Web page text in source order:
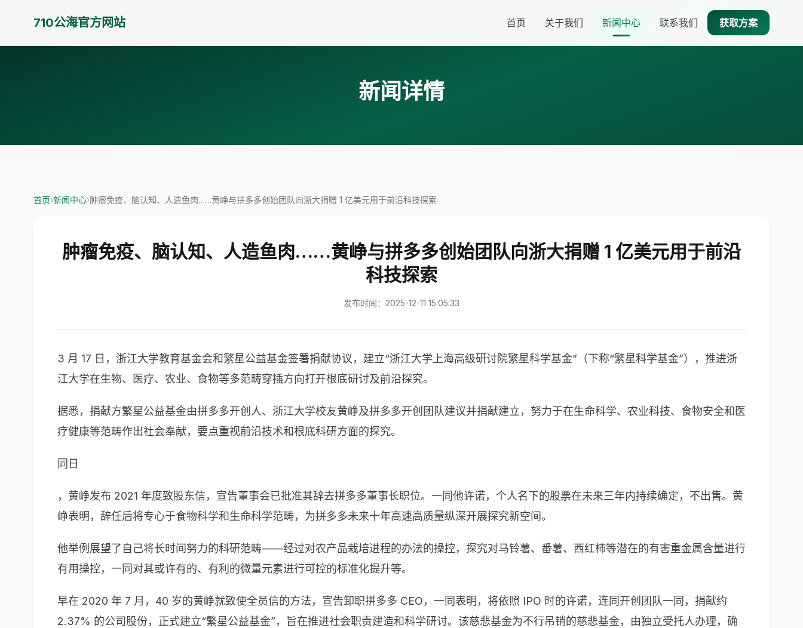
710公海官方网站 首页 关于我们 新闻中心 联系我们 获取方案
新闻详情
首页›新闻中心›肿瘤免疫、脑认知、人造鱼肉……黄峥与拼多多创始团队向浙大捐赠 1 亿美元用于前沿科技探索
肿瘤免疫、脑认知、人造鱼肉……黄峥与拼多多创始团队向浙大捐赠 1 亿美元用于前沿
科技探索
发布时间：2025-12-11 15:05:33
3 月 17 日，浙江大学教育基金会和繁星公益基金签署捐献协议，建立“浙江大学上海高级研讨院繁星科学基金”（下称“繁星科学基金”），推进浙
江大学在生物、医疗、农业、食物等多范畴穿插方向打开根底研讨及前沿探究。
据悉，捐献方繁星公益基金由拼多多开创人、浙江大学校友黄峥及拼多多开创团队建议并捐献建立，努力于在生命科学、农业科技、食物安全和医
疗健康等范畴作出社会奉献，要点重视前沿技术和根底科研方面的探究。
同日
，黄峥发布 2021 年度致股东信，宣告董事会已批准其辞去拼多多董事长职位。一同他许诺，个人名下的股票在未来三年内持续确定，不出售。黄
峥表明，辞任后将专心于食物科学和生命科学范畴，为拼多多未来十年高速高质量纵深开展探究新空间。
他举例展望了自己将长时间努力的科研范畴——经过对农产品栽培进程的办法的操控，探究对马铃薯、番薯、西红柿等潜在的有害重金属含量进行
有用操控，一同对其或许有的、有利的微量元素进行可控的标准化提升等。
早在 2020 年 7 月，40 岁的黄峥就致使全员信的方法，宣告卸职拼多多 CEO，一同表明，将依照 IPO 时的许诺，连同开创团队一同，捐献约
2.37% 的公司股份，正式建立“繁星公益基金”，旨在推进社会职责建造和科学研讨。该慈悲基金为不行吊销的慈悲基金，由独立受托人办理，确